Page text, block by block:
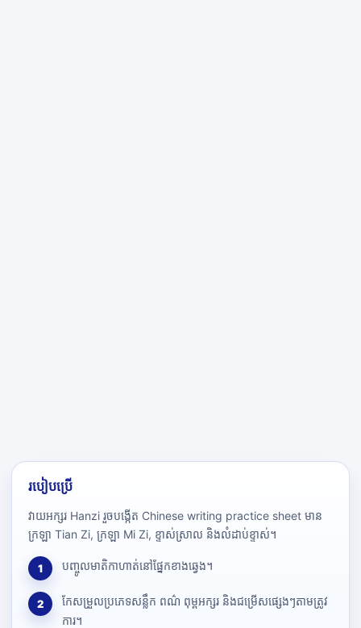
របៀបប្រើ
វាយអក្សរ Hanzi រួចបង្កើត Chinese writing practice sheet មាន
ក្រឡា Tian Zi, ក្រឡា Mi Zi, ខ្ទាស់ស្រាល និងលំដាប់ខ្ទាស់។
1 បញ្ចូលមាតិកាហាត់នៅផ្នែកខាងឆ្វេង។
2
កែសម្រួលប្រភេទសន្លឹក ពណ៌ ពុម្ពអក្សរ និងជម្រើសផ្សេងៗតាមត្រូវ
ការ។